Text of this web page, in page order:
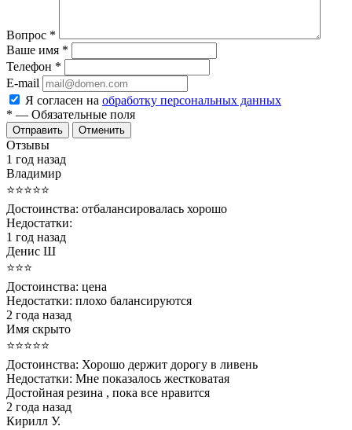
Вопрос *
Ваше имя *
Телефон *
E-mail
Я согласен на обработку персональных данных
* — Обязательные поля
Отменить
Отзывы
1 год назад
Владимир
⭐⭐⭐⭐⭐
Достоинства: отбалансировалась хорошо
Недостатки:
1 год назад
Денис Ш
⭐⭐⭐
Достоинства: цена
Недостатки: плохо балансируются
2 года назад
Имя скрыто
⭐⭐⭐⭐⭐
Достоинства: Хорошо держит дорогу в ливень
Недостатки: Мне показалось жестковатая
Достойная резина , пока все нравится
2 года назад
Кирилл У.